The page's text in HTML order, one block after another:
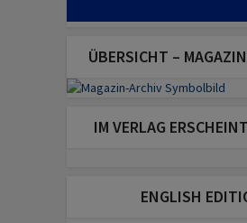
ÜBERSICHT –
IM VERLAG
ENGLISH